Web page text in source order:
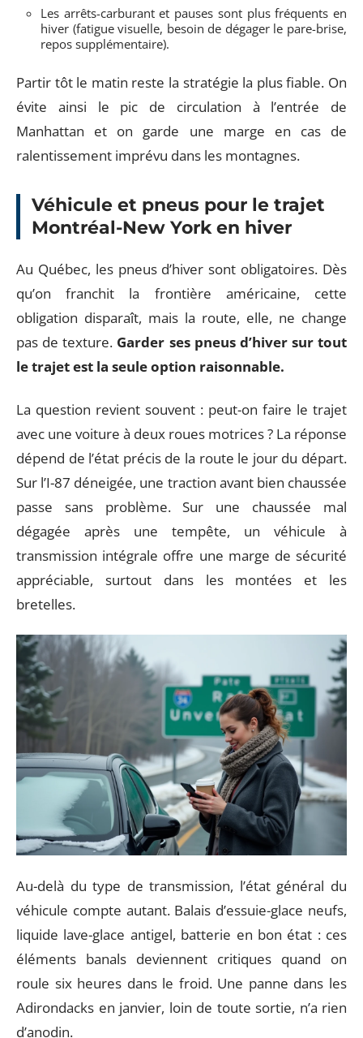
Les arrêts-carburant et pauses sont plus fréquents en
hiver (fatigue visuelle, besoin de dégager le pare-brise,
repos supplémentaire).
Partir tôt le matin reste la stratégie la plus fiable. On
évite ainsi le pic de circulation à l’entrée de
Manhattan et on garde une marge en cas de
ralentissement imprévu dans les montagnes.
Véhicule et pneus pour le trajet
Montréal-New York en hiver
Au Québec, les pneus d’hiver sont obligatoires. Dès
qu’on franchit la frontière américaine, cette
obligation disparaît, mais la route, elle, ne change
pas de texture. Garder ses pneus d’hiver sur tout
le trajet est la seule option raisonnable.
La question revient souvent : peut-on faire le trajet
avec une voiture à deux roues motrices ? La réponse
dépend de l’état précis de la route le jour du départ.
Sur l’I-87 déneigée, une traction avant bien chaussée
passe sans problème. Sur une chaussée mal
dégagée après une tempête, un véhicule à
transmission intégrale offre une marge de sécurité
appréciable, surtout dans les montées et les
bretelles.
Au-delà du type de transmission, l’état général du
véhicule compte autant. Balais d’essuie-glace neufs,
liquide lave-glace antigel, batterie en bon état : ces
éléments banals deviennent critiques quand on
roule six heures dans le froid. Une panne dans les
Adirondacks en janvier, loin de toute sortie, n’a rien
d’anodin.